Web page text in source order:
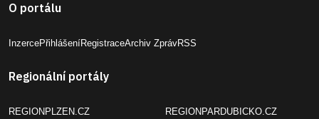
O portálu
InzercePřihlášeníRegistraceArchiv ZprávRSS
Regionální portály
REGIONPLZEN.CZ REGIONPARDUBICKO.CZ